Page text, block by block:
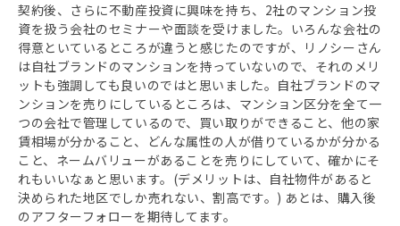
契約後、さらに不動産投資に興味を持ち、2社のマンション投
資を扱う会社のセミナーや面談を受けました。いろんな会社の
得意といているところが違うと感じたのですが、リノシーさん
は自社ブランドのマンションを持っていないので、それのメリ
ットも強調しても良いのではと思いました。自社ブランドのマ
ンションを売りにしているところは、マンション区分を全て一
つの会社で管理しているので、買い取りができること、他の家
賃相場が分かること、どんな属性の人が借りているかが分かる
こと、ネームバリューがあることを売りにしていて、確かにそ
れもいいなぁと思います。(デメリットは、自社物件があると
決められた地区でしか売れない、割高です。) あとは、購入後
のアフターフォローを期待してます。